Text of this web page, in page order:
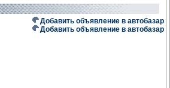
Добавить объявление в автобазар
Добавить объявление в автобазар